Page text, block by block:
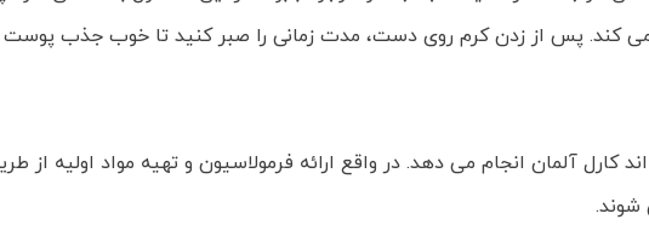
می کند. پس از زدن کرم روی دست، مدت زمانی را صبر کنید تا خوب جذب
آلمان انجام می دهد. در واقع ارائه فرمولاسیون و تهیه مواد اولیه از
شوند.